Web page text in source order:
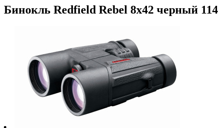
Бинокль Redfield Rebel 8x42 черный